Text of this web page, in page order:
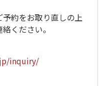
約をお取り直しの上
ください。
inquiry/